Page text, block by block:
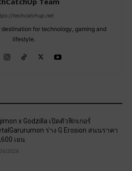
techcatchup.net
for technology, gaming and
lifestyle.
x Godzilla เปิดตัวฟิกเกอร์
ร่าง G Erosion สนนราคา
เยน
2026